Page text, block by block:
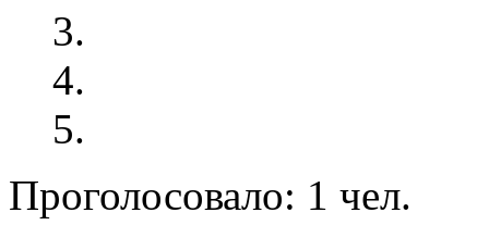
Проголосовало: 1 чел.